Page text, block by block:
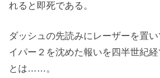
れると即死である。
ダッシュの先読みにレーザーを置
イパー２を沈めた報いを四半世紀
とは……。